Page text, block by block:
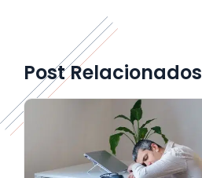
Post Relacionados